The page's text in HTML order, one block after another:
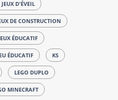
JEUX D'ÉVEIL
DE CONSTRUCTION
ÉDUCATIF
ÉDUCATIF KS
LEGO DUPLO
MINECRAFT